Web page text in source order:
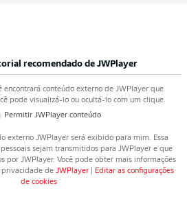
recomendado de JWPlayer
encontrará conteúdo externo de JWPlayerque
pode visualizá-lo ou ocultá-lo com um clique.
Permitir JWPlayerconteúdo
externo JWPlayerserá exibido para mim. Essa
sejam transmitidos para JWPlayere que
por JWPlayer. Você pode obter mais informações
privacidade de JWPlayer
Editar as configurações
de cookies